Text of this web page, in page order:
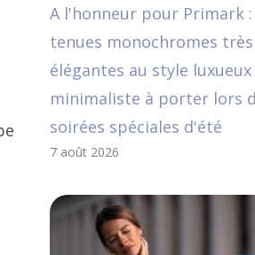
A l'honneur pour Primark :
tenues monochromes très
élégantes au style
minimaliste à porter lors
soirées spéciales d'été
7 août 2026